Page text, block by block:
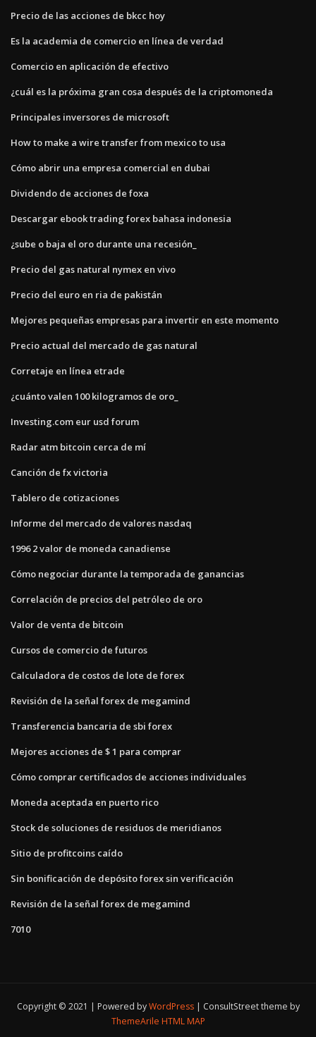
Precio de las acciones de bkcc hoy
Es la academia de comercio en línea de verdad
Comercio en aplicación de efectivo
¿cuál es la próxima gran cosa después de la criptomoneda
Principales inversores de microsoft
How to make a wire transfer from mexico to usa
Cómo abrir una empresa comercial en dubai
Dividendo de acciones de foxa
Descargar ebook trading forex bahasa indonesia
¿sube o baja el oro durante una recesión_
Precio del gas natural nymex en vivo
Precio del euro en ria de pakistán
Mejores pequeñas empresas para invertir en este momento
Precio actual del mercado de gas natural
Corretaje en línea etrade
¿cuánto valen 100 kilogramos de oro_
Investing.com eur usd forum
Radar atm bitcoin cerca de mí
Canción de fx victoria
Tablero de cotizaciones
Informe del mercado de valores nasdaq
1996 2 valor de moneda canadiense
Cómo negociar durante la temporada de ganancias
Correlación de precios del petróleo de oro
Valor de venta de bitcoin
Cursos de comercio de futuros
Calculadora de costos de lote de forex
Revisión de la señal forex de megamind
Transferencia bancaria de sbi forex
Mejores acciones de $ 1 para comprar
Cómo comprar certificados de acciones individuales
Moneda aceptada en puerto rico
Stock de soluciones de residuos de meridianos
Sitio de profitcoins caído
Sin bonificación de depósito forex sin verificación
Revisión de la señal forex de megamind
7010
Copyright © 2021 | Powered byWordPress
ConsultStreet theme by
ThemeArile HTML MAP